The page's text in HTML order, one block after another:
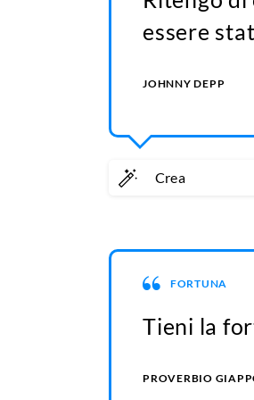
essere
JOHNNY DEPP
Crea
FORTUNA
Tieni la
PROVERBIO